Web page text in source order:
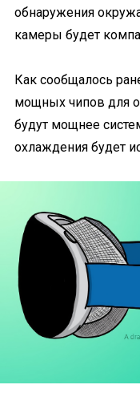
обнаружения
камеры будет
Как сообщалось
мощных чипов для
будут мощнее
охлаждения будет